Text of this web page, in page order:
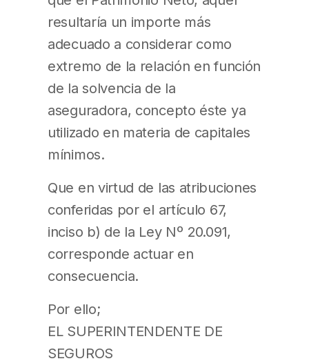
resultaría un importe más
adecuado a considerar como
extremo de la relación en función
de la solvencia de la
aseguradora, concepto éste ya
utilizado en materia de capitales
mínimos.
Que en virtud de las atribuciones
conferidas por el artículo 67,
inciso b) de la Ley Nº 20.091,
corresponde actuar en
consecuencia.
Por ello;
EL SUPERINTENDENTE DE
SEGUROS